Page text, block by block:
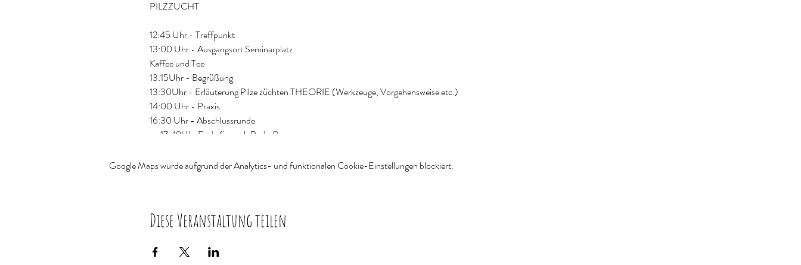
PILZZUCHT
12:45 Uhr - Treffpunkt
13:00 Uhr - Ausgangsort Seminarplatz
Kaffee und Tee
13:15Uhr - Begrüßung
13:30Uhr - Erläuterung Pilze züchten THEORIE (Werkzeuge, Vorgehensweise etc.)
14:00 Uhr - Praxis
16:30 Uhr - Abschlussrunde
ca.17-18Uhr Ende (je nach Bedarf)
WICHTIG:
Auf HOLZ:
-Shitake Lentinula edodes
-AusternseitlingPleurotus ostreatus
Google Maps wurde aufgrund der Analytics- und funktionalen Cookie-Einstellungen blockiert.
Diese Veranstaltung teilen